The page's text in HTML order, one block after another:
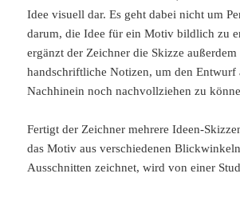
Idee visuell dar. Es geht dabei nicht um
darum, die Idee für ein Motiv bildlich zu
ergänzt der Zeichner die Skizze außerdem
handschriftliche Notizen, um den Entwurf
Nachhinein noch nachvollziehen zu
Fertigt der Zeichner mehrere Ideen-
das Motiv aus verschiedenen
Ausschnitten zeichnet, wird von einer